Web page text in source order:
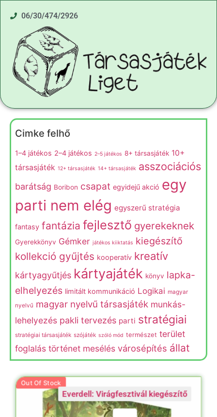
06/30/474/2926
Cimke felhő
1–4 játékos 2–4 játékos 2–5 játékos 8+ társasjáték 10+
társasjáték 12+ társasjáték 14+ társasjáték asszociációs
barátság Boribon csapat egyidejű akció egy
parti nem elég egyszerű stratégia
fantasy fantázia fejlesztő gyerekeknek
Gyerekkönyv Gémker játékos kiiktatás kiegészítő
kollekció gyűjtés kooperatív kreatív
kártyagyűtjés kártyajáték könyv lapka-
elhelyezés limitált kommunikáció Logikai magyar
nyelvű magyar nyelvű társasjáték munkás-
lehelyezés pakli tervezés parti stratégiai
stratégiai társasjáték szójáték szóló mód természet terület
foglalás történet mesélés városépítés állat
Everdell: Virágfesztivál kiegészítő
Out Of Stock